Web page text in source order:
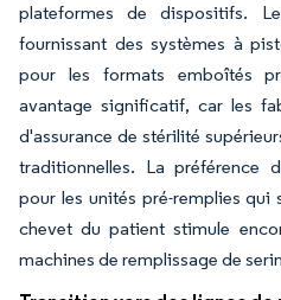
plateformes de dispositifs.
fournissant des systèmes à
pour les formats emboîtés
avantage significatif, car les
d'assurance de stérilité
traditionnelles. La préférence
pour les unités pré-remplies
chevet du patient stimule
machines de remplissage de